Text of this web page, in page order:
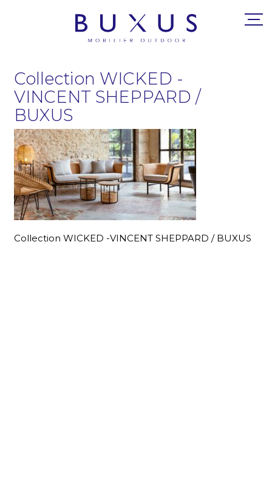
Collection WICKED -
VINCENT SHEPPARD /
BUXUS
Collection WICKED -VINCENT SHEPPARD / BUXUS